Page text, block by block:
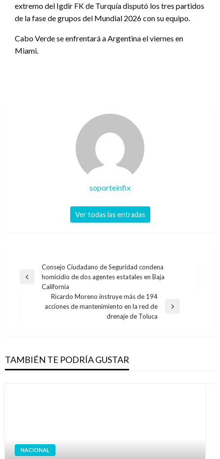
extremo del Igdir FK de Turquía disputó los tres partidos
de la fase de grupos del Mundial 2026 con su equipo.
Cabo Verde se enfrentará a Argentina el viernes en
Miami.
soporteinfix
Ver todas las entradas
Navegación
de
entradas
Entrada
Consejo Ciudadano de Seguridad condena
homicidio de dos agentes estatales en Baja
California
Entrada
Ricardo Moreno instruye más de 194
acciones de mantenimiento en la red de
drenaje de Toluca
TAMBIÉN TE PODRÍA GUSTAR
NACIONAL